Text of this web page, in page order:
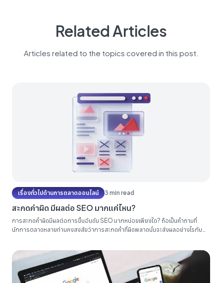
Related Articles
Articles related to the topics covered in this post.
เรื่องทั่วไปด้านการตลาดออนไลน์ 3 min read
สะกดคำผิด มีผลต่อ SEO มากแค่ไหน?
การสะกดคำผิดมีผลต่อการขึ้นอันดับ SEO มากหน่อยเพียงใด? ถือเป็นคำถามที่
นักการตลาดหลายท่านคงสงสัยว่าการสะกดคำที่ผิดพลาดนั่นจะส่งผลอย่างไรกับ
Relevant Audience จะขอมาตอบคำถามเหล่าให้ทุกท่านเข้าใจ...